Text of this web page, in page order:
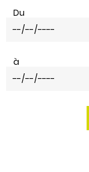
Du
à